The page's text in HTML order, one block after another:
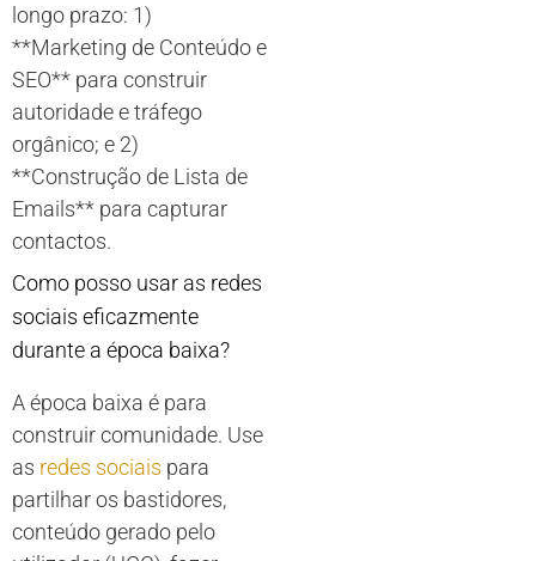
longo prazo: 1)
**Marketing de Conteúdo e
SEO** para construir
autoridade e tráfego
orgânico; e 2)
**Construção de Lista de
Emails** para capturar
contactos.
Como posso usar as redes
sociais eficazmente
durante a época baixa?
A época baixa é para
construir comunidade. Use
as redes sociais para
partilhar os bastidores,
conteúdo gerado pelo